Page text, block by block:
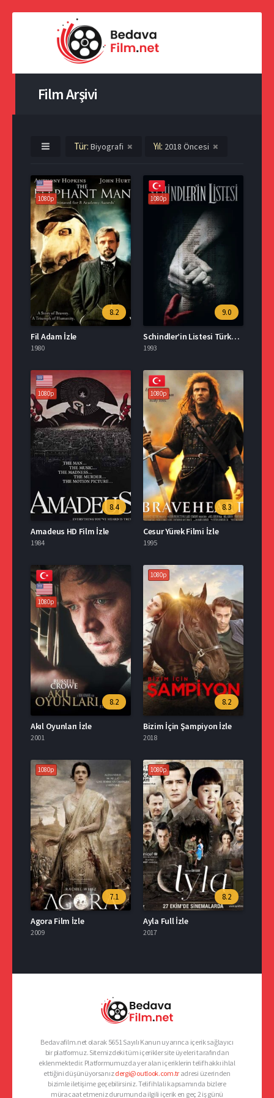
Film Arşivi
Tür: Biyografi Yıl: 2018 Öncesi
1080p
8.2
Fil Adam İzle
1980
1080p
9.0
Schindler’in Listesi Türkçe Dublaj İzle
1993
1080p
8.4
Amadeus HD Film İzle
1984
1080p
8.3
Cesur Yürek Filmi İzle
1995
1080p
8.2
Akıl Oyunları İzle
2001
1080p
8.2
Bizim İçin Şampiyon İzle
2018
1080p
7.1
Agora Film İzle
2009
1080p
8.2
Ayla Full İzle
2017
Bedavafilm.net olarak 5651 Sayılı Kanun uyarınca içerik sağlayıcı
bir platformuz. Sitemizdeki tüm içerikler site üyeleri tarafından
eklenmektedir. Platformumuzda yer alan içeriklerin telif hakkı ihlal
ettiğini düşünüyorsanızdergi@outlook.com.tr adresi üzerinden
bizimle iletişime geçebilirsiniz. Telif ihlali kapsamında bizlere
müracaat etmeniz durumunda ilgili içerik en geç 2 iş günü